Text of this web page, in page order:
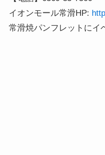
イオンモール常滑HP:
常滑焼パンフレットにイ